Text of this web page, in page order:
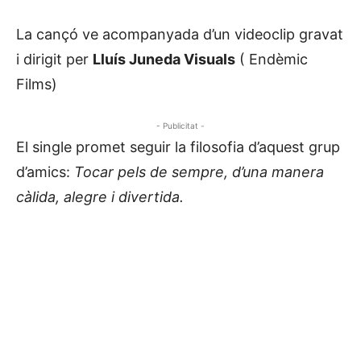
La cançó ve acompanyada d’un videoclip gravat
i dirigit per Lluís Juneda Visuals ( Endèmic
Films)
- Publicitat -
El single promet seguir la filosofia d’aquest grup
d’amics: Tocar pels de sempre, d’una manera
càlida, alegre i divertida.